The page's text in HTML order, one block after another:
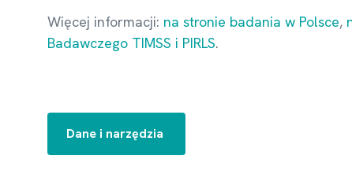
Więcej informacji: na stronie badania w Polsce,
Badawczego TIMSS i PIRLS.
Dane i narzędzia